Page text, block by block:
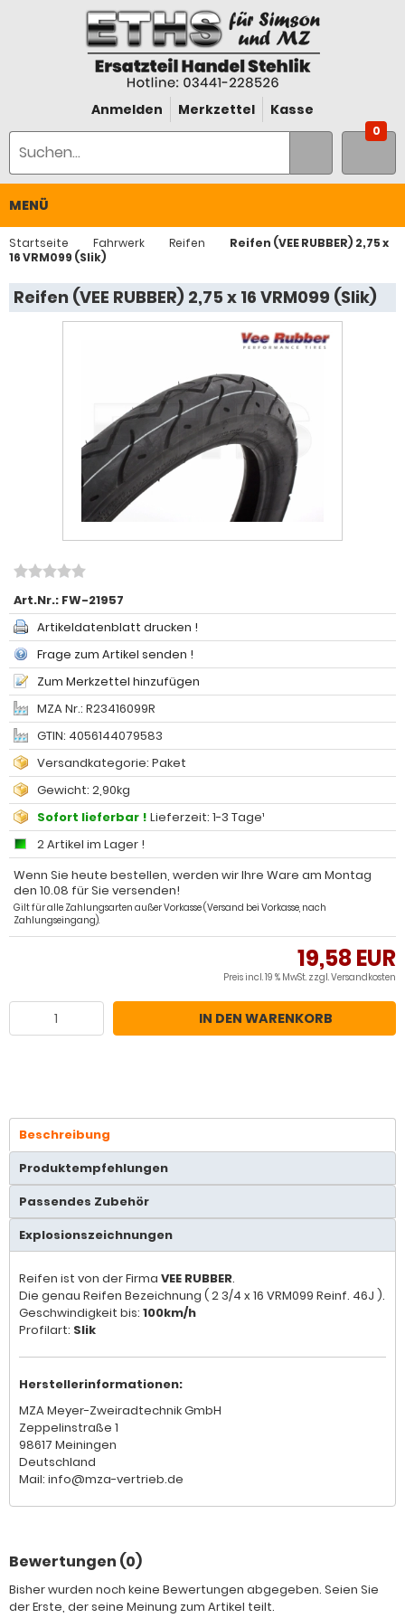
Anmelden Merkzettel Kasse
0
MENÜ
Startseite Fahrwerk Reifen
Reifen (VEE RUBBER) 2,75 x
16 VRM099 (Slik)
Reifen (VEE RUBBER) 2,75 x 16 VRM099 (Slik)
Art.Nr.: FW-21957
Artikeldatenblatt drucken !
Frage zum Artikel senden !
Zum Merkzettel hinzufügen
MZA Nr.: R23416099R
GTIN: 4056144079583
Versandkategorie: Paket
Gewicht: 2,90kg
Sofort lieferbar ! Lieferzeit: 1-3 Tage¹
2 Artikel im Lager !
Wenn Sie heute bestellen, werden wir Ihre Ware am Montag
den 10.08 für Sie versenden!
Gilt für alle Zahlungsarten außer Vorkasse (Versand bei Vorkasse, nach
Zahlungseingang).
19,58 EUR
Preis incl. 19 % MwSt. zzgl.Versandkosten
IN DEN WARENKORB
Beschreibung
Produktempfehlungen
Passendes Zubehör
Explosionszeichnungen
Reifen ist von der Firma VEE RUBBER.
Die genau Reifen Bezeichnung ( 2 3/4 x 16 VRM099 Reinf. 46J ).
Geschwindigkeit bis: 100km/h
Profilart: Slik
Herstellerinformationen:
MZA Meyer-Zweiradtechnik GmbH
Zeppelinstraße 1
98617 Meiningen
Deutschland
Mail: info@mza-vertrieb.de
Bewertungen (0)
Bisher wurden noch keine Bewertungen abgegeben. Seien Sie
der Erste, der seine Meinung zum Artikel teilt.